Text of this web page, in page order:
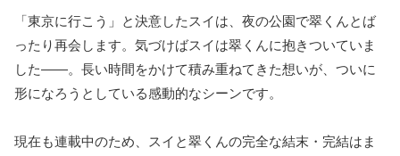
「東京に行こう」と決意したスイは、夜の公園で翠くんとば
ったり再会します。気づけばスイは翠くんに抱きついていま
した——。長い時間をかけて積み重ねてきた想いが、ついに
形になろうとしている感動的なシーンです。
現在も連載中のため、スイと翠くんの完全な結末・完結はま